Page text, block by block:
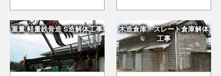
重量 軽量鉄骨造 S造解体工事
木造倉庫・スレート倉庫解体
工事